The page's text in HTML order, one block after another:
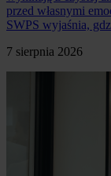
przed własnymi
SWPS wyjaśnia,
7 sierpnia 2026